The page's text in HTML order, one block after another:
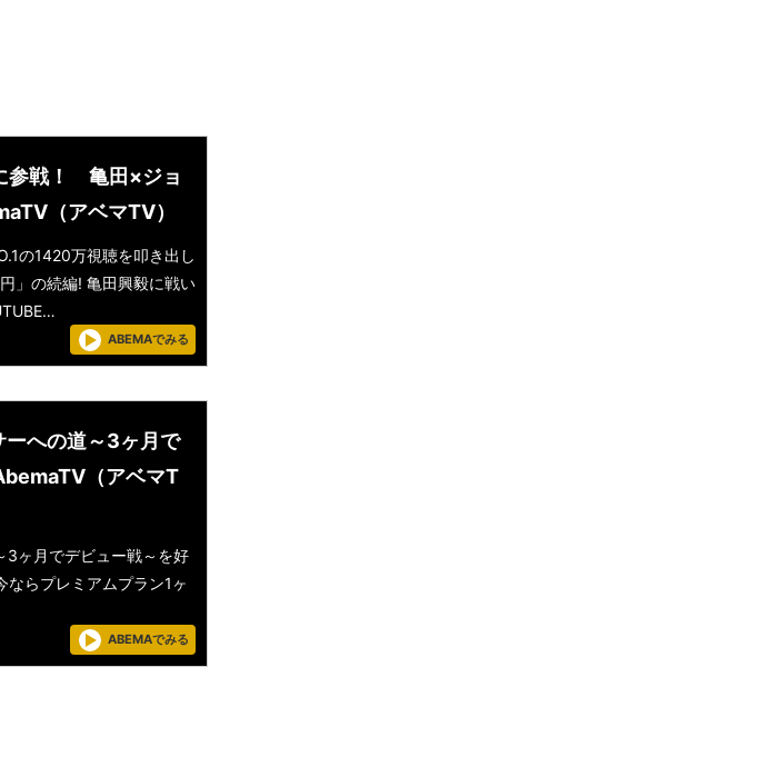
参戦！ 亀田×ジョ
（アベマTV）
の1420万視聴を叩き出し
」の続編! 亀田興毅に戦い
ABEMAでみる
ーへの道～3ヶ月で
（アベマT
3ヶ月でデビュー戦～を好
ならプレミアムプラン1ヶ
ABEMAでみる